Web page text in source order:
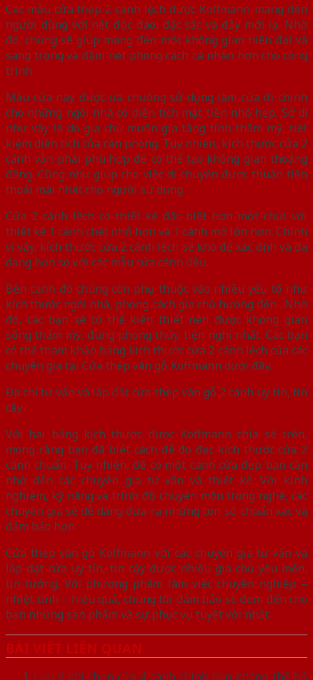
Các mẫu cửa thép 2 cánh lệch được Koffmann mang đến
người dùng với nét độc đáo, đặc sắc và đầy mới lạ. Nhờ
đó, chúng sẽ giúp mang đến một không gian hiện đại và
sang trọng và đậm nét phong cách cá nhân hơn cho công
trình.
Mẫu cửa này được ưa chuộng sử dụng làm cửa đi chính
cho những ngôi nhà có diện tích mặt tiền nhỏ hẹp. Sở dĩ
như vậy là do gia chủ muốn gia tăng tính thẩm mỹ, tiết
kiệm diện tích của căn phòng. Tuy nhiên, kích thước cửa 2
cánh vẫn phải phù hợp để có thể tạo không gian thoáng
đãng. Cũng như giúp cho việc di chuyển được thuận tiện
thoải mái nhất cho người sử dụng.
Cửa 2 cánh lệch có thiết kế đặc biệt hơn một chút với
thiết kế 1 cánh chết nhỏ hơn và 1 cánh mở lớn hơn. Chính
vì vậy, kích thước cửa 2 cánh lệch sẽ khó để xác định và đa
dạng hơn so với các mẫu cửa cánh đều.
Bên cạnh đó chúng còn phụ thuộc vào nhiều yếu tố như
kích thước ngôi nhà, phong cách gia chủ hướng đến…Nhờ
đó, các bạn sẽ có thể kiến thiết nên được không gian
sống thẩm mỹ, đúng phong thủy, tiện nghi nhất. Các bạn
có thể tham khảo bảng kích thước cửa 2 cánh lệch của các
chuyên gia tại Cửa thép vân gỗ Koffmann dưới đây.
Địa chỉ tư vấn và lắp đặt cửa thép vân gỗ 2 cánh uy tín, tin
cậy
Với hai bảng kích thước được Koffmann chia sẻ trên,
mong rằng bạn đã biết cách để đo đạc kích thước cửa 2
cánh chuẩn. Tuy nhiên, để có một cánh cửa đẹp bạn cần
nhờ đến các chuyên gia tư vấn và thiết kế. Với kinh
nghiệm, kỹ năng và trình độ chuyên môn trong nghề, các
chuyên gia sẽ dễ dàng đưa ra những con số chuẩn xác và
đảm bảo hơn.
Cửa thép vân gỗ Koffmann với các chuyên gia tư vấn và
lắp đặt cửa uy tín, tin cậy được nhiều gia chủ yêu mến,
tin tưởng. Với phương phẩm làm việc chuyên nghiệp –
nhiệt tình – hiệu quả, chúng tôi đảm bảo sẽ đem đến cho
bạn những sản phẩm và sự phục vụ tuyệt vời nhất.
BÀI VIẾT LIÊN QUAN
Lưu ý khi chọn cửa 4 cánh chính bạn không thể bỏ